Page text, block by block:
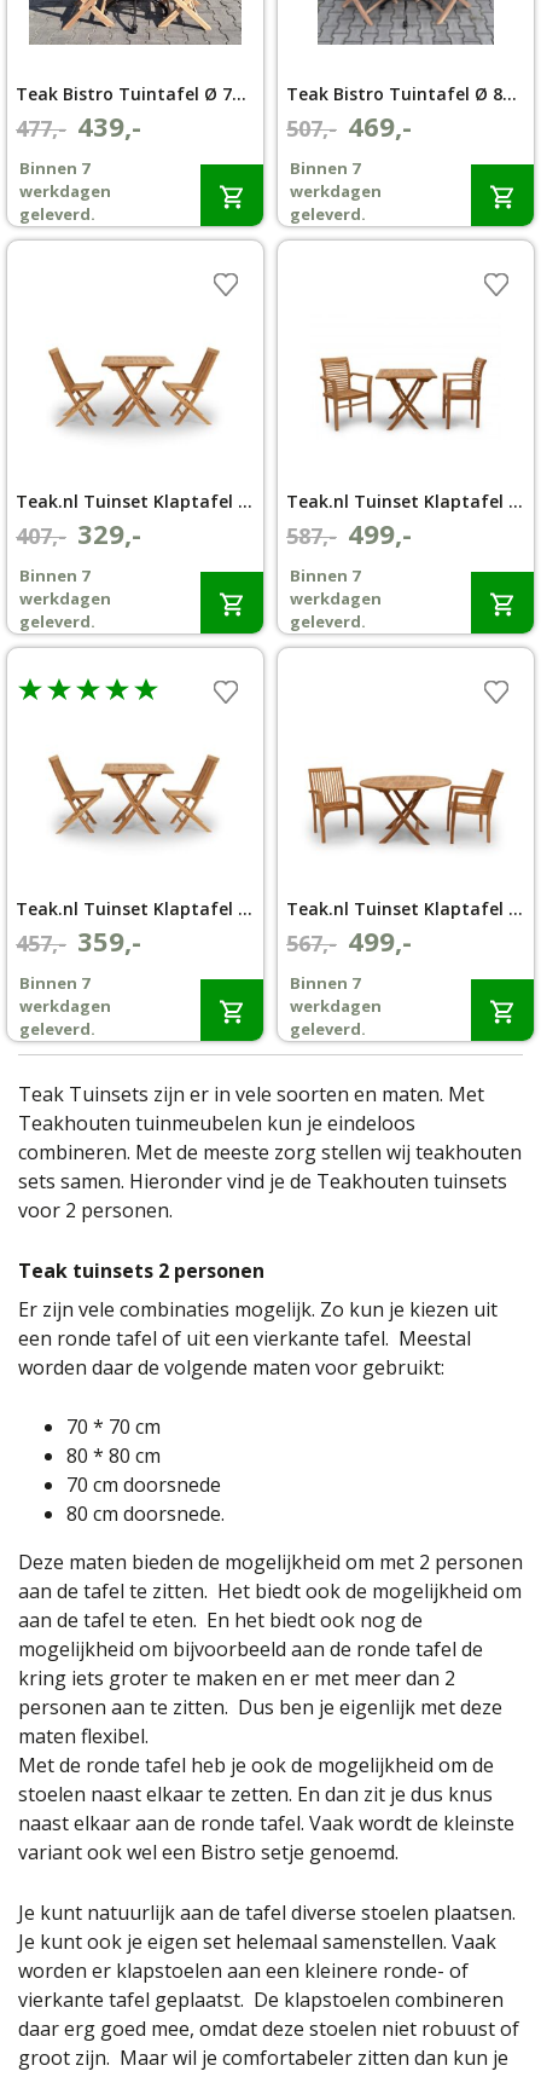
Teak Bistro Tuintafel Ø 70cm met 2 Texas Klapstoelen
477,- Oorspronkelijke
was:
€477,-.
439,-
Binnen 7
werkdagen
geleverd.
Teak Bistro Tuintafel Ø 80cm met 2 Texas Klapstoelen
507,- Oorspronkelijke
was:
€507,-.
469,-
Binnen 7
werkdagen
geleverd.
Teak.nl Tuinset Klaptafel 70×70 met 2 Klapstoel Aru
407,- Oorspronkelijke
was:
€407,-.
329,-
Binnen 7
werkdagen
geleverd.
Teak.nl Tuinset Klaptafel 70×70 met 2 Stapelstoel Langkawi
587,- Oorspronkelijke
was:
€587,-.
499,-
Binnen 7
werkdagen
geleverd.
Teak.nl Tuinset Klaptafel 80×80 met 2 Klapstoel Aru
457,- Oorspronkelijke
was:
€457,-.
359,-
Binnen 7
werkdagen
geleverd.
Teak.nl Tuinset Klaptafel Ø 80 met 2 Stapelstoel Penang
567,- Oorspronkelijke
was:
€567,-.
499,-
Binnen 7
werkdagen
geleverd.
Teak Tuinsets zijn er in vele soorten en maten. Met
Teakhouten tuinmeubelen kun je eindeloos
combineren. Met de meeste zorg stellen wij teakhouten
sets samen. Hieronder vind je de Teakhouten tuinsets
voor 2 personen.
Teak tuinsets 2 personen
Er zijn vele combinaties mogelijk. Zo kun je kiezen uit
een ronde tafel of uit een vierkante tafel. Meestal
worden daar de volgende maten voor gebruikt:
70 * 70 cm
80 * 80 cm
70 cm doorsnede
80 cm doorsnede.
Deze maten bieden de mogelijkheid om met 2 personen
aan de tafel te zitten. Het biedt ook de mogelijkheid om
aan de tafel te eten. En het biedt ook nog de
mogelijkheid om bijvoorbeeld aan de ronde tafel de
kring iets groter te maken en er met meer dan 2
personen aan te zitten. Dus ben je eigenlijk met deze
maten flexibel.
Met de ronde tafel heb je ook de mogelijkheid om de
stoelen naast elkaar te zetten. En dan zit je dus knus
naast elkaar aan de ronde tafel. Vaak wordt de kleinste
variant ook wel een Bistro setje genoemd.
Je kunt natuurlijk aan de tafel diverse stoelen plaatsen.
Je kunt ook je eigen set helemaal samenstellen. Vaak
worden er klapstoelen aan een kleinere ronde- of
vierkante tafel geplaatst. De klapstoelen combineren
daar erg goed mee, omdat deze stoelen niet robuust of
groot zijn. Maar wil je comfortabeler zitten dan kun je